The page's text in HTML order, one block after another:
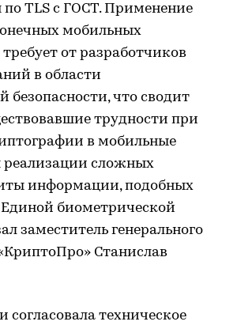
TLS с ГОСТ. Применение
мобильных
от разработчиков
в области
что сводит
трудности при
в мобильные
сложных
информации, подобных
биометрической
заместитель генерального
Станислав
согласовала техническое